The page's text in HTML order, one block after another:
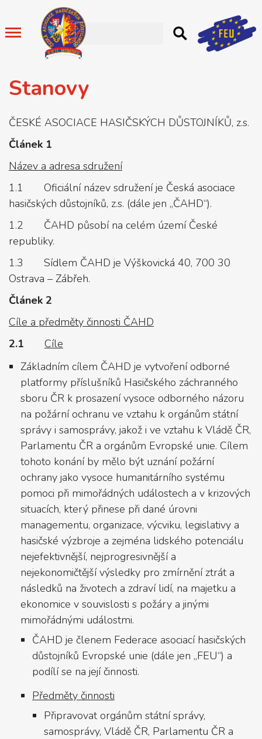
Stanovy
ČESKÉ ASOCIACE HASIČSKÝCH DŮSTOJNÍKŮ, z.s.
Článek 1
Název a adresa sdružení
1.1 Oficiální název sdružení je Česká asociace
hasičských důstojníků, z.s. (dále jen „ČAHD“).
1.2 ČAHD působí na celém území České
republiky.
1.3 Sídlem ČAHD je Výškovická 40, 700 30
Ostrava – Zábřeh.
Článek 2
Cíle a předměty činnosti ČAHD
2.1 Cíle
Základním cílem ČAHD je vytvoření odborné
platformy příslušníků Hasičského záchranného
sboru ČR k prosazení vysoce odborného názoru
na požární ochranu ve vztahu k orgánům státní
správy i samosprávy, jakož i ve vztahu k Vládě ČR,
Parlamentu ČR a orgánům Evropské unie. Cílem
tohoto konání by mělo být uznání požární
ochrany jako vysoce humanitárního systému
pomoci při mimořádných událostech a v krizových
situacích, který přinese při dané úrovni
managementu, organizace, výcviku, legislativy a
hasičské výzbroje a zejména lidského potenciálu
nejefektivnější, nejprogresivnější a
nejekonomičtější výsledky pro zmírnění ztrát a
následků na životech a zdraví lidí, na majetku a
ekonomice v souvislosti s požáry a jinými
mimořádnými událostmi.
ČAHD je členem Federace asociací hasičských
důstojníků Evropské unie (dále jen „FEU“) a
podílí se na její činnosti.
Předměty činnosti
Připravovat orgánům státní správy,
samosprávy, Vládě ČR, Parlamentu ČR a